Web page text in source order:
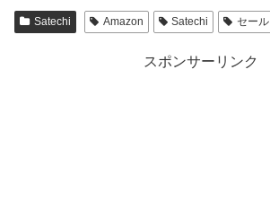
Satechi Amazon Satechi セール
スポンサーリンク